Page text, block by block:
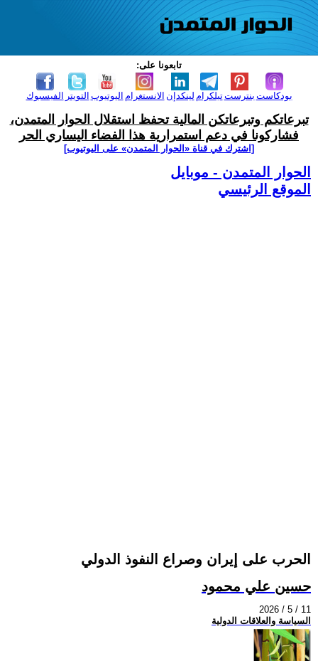
تابعونا على:
الفيسبوك التويتر اليوتيوب الانستغرام لينكدإن تيلكرامبنترست بودكاست
تبرعاتكم وتبرعاتكن المالية تحفظ استقلال الحوار المتمدن،
فشاركونا في دعم استمرارية هذا الفضاء اليساري الحر
[اشترك في قناة ‫«الحوار المتمدن» على اليوتيوب]
الحوار المتمدن - موبايل
الموقع الرئيسي
الحرب على إيران وصراع النفوذ الدولي
حسين علي محمود
2026 / 5 / 11
السياسة والعلاقات الدولية